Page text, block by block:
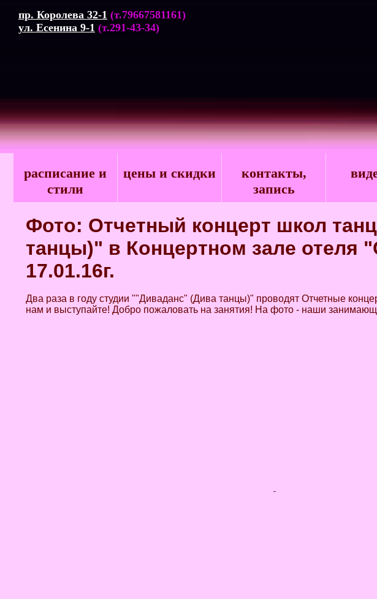
пр. Королева 32-1 (т.79667581161)
ул. Есенина 9-1 (т.291-43-34)
расписание и
стили
цены и скидки
контакты,
запись
Фото: Отчетный концерт школ
танцы)" в Концертном зале отеля
17.01.16г.
Два раза в году студии ""Диваданс" (Дива танцы)" проводят Отчетные
нам и выступайте! Добро пожаловать на занятия! На фото - наши